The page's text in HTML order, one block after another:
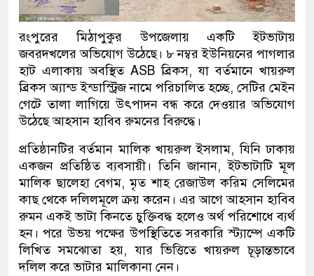
রংপুরের মিঠাপুকুর উপজেলায় একটি ইটভাটায়
জবরদখলের অভিযোগ উঠেছে। ৮ নম্বর ইউনিয়নের পাগলার
হাট এলাকায় অবস্থিত ASB ব্রিকস, যা বর্তমানে খায়রুল
ব্রিকস অ্যান্ড ইন্ডাস্ট্রিজ নামে পরিচালিত হচ্ছে, সেটির মেইন
গেটে তালা লাগিয়ে উৎপাদন বন্ধ করে দেওয়ার অভিযোগ
উঠেছে আহসান হাবিব রুমনের বিরুদ্ধে।
প্রতিষ্ঠানটির বর্তমান মালিক খায়রুল ইসলাম, যিনি ঢাকায়
একজন প্রতিষ্ঠিত ব্যবসায়ী। তিনি জানান, ইটভাটাটি মূল
মালিক ছালেহা বেগম, মৃত শাহ রেজাউল করিম সেলিমের
কাছ থেকে দলিলমূলে ক্রয় করেন। এর আগে আহসান হাবিব
রুমন একই ভাটা কিনতে চুক্তিবদ্ধ হলেও অর্থ পরিশোধে ব্যর্থ
হন। পরে উভয় পক্ষের উপস্থিতিতে সরকারি স্ট্যাম্পে একটি
লিখিত সমঝোতা হয়, যার ভিত্তিতে খায়রুল চূড়ান্তভাবে
দলিল করে ভাটার মালিকানা নেন।